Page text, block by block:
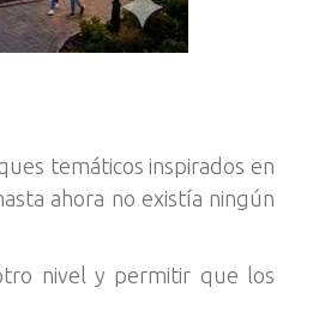
temáticos inspirados en
ahora no existía ningún
nivel y permitir que los